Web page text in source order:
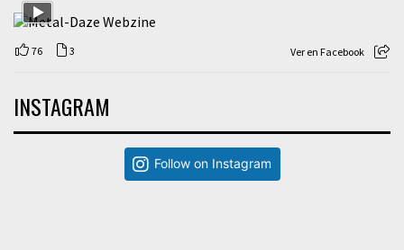
76 3 Ver en Facebook
INSTAGRAM
Follow on Instagram